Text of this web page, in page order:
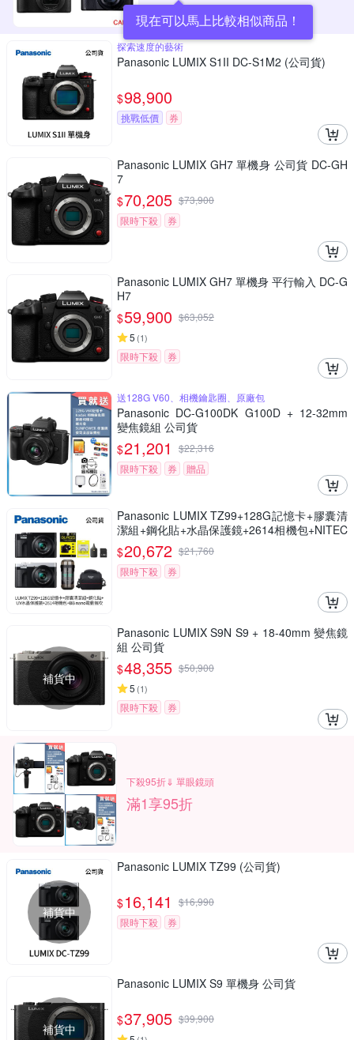
現在可以馬上比較相似商品！
探索速度的藝術
Panasonic LUMIX S1II DC-S1M2 (公司貨)
$98,900
挑戰低價 券
Panasonic LUMIX GH7 單機身 公司貨 DC-GH
7
$70,205 $73,900
限時下殺
券
Panasonic LUMIX GH7 單機身 平行輸入 DC-G
H7
$59,900 $63,052
5 (1)
限時下殺 券
送128G V60、相機鑰匙圈、原廠包
Panasonic DC-G100DK G100D + 12-32mm
變焦鏡組 公司貨
$21,201 $22,316
限時下殺
券 贈品
Panasonic LUMIX TZ99+128G記憶卡+膠囊清
潔組+鋼化貼+水晶保護鏡+2614相機包+NITEC
ORE BB nano 迷你電動氣吹(公司貨)
$20,672 $21,760
限時下殺
券
補貨中
Panasonic LUMIX S9N S9 + 18-40mm 變焦鏡
組 公司貨
$48,355 $50,900
5 (1)
限時下殺 券
下殺95折⇓ 單眼鏡頭
滿1享95折
補貨中
Panasonic LUMIX TZ99 (公司貨)
$16,141 $16,990
限時下殺
券
補貨中
Panasonic LUMIX S9 單機身 公司貨
$37,905 $39,900